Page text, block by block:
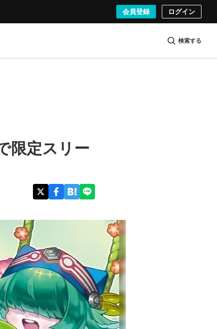
会員登録 ログイン
検索する
限定スリー